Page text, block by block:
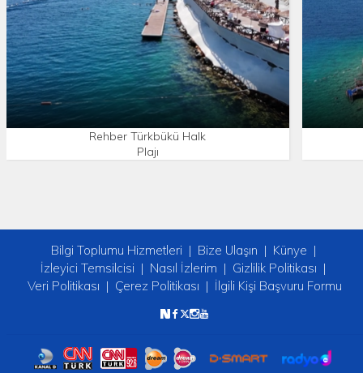
Rehber Türkbükü Halk
Plajı
Bilgi Toplumu Hizmetleri Bize Ulaşın
Künye
İzleyici Temsilcisi
Nasıl İzlerim
Gizlilik Politikası
Veri Politikası
Çerez Politikası İlgili Kişi Başvuru Formu